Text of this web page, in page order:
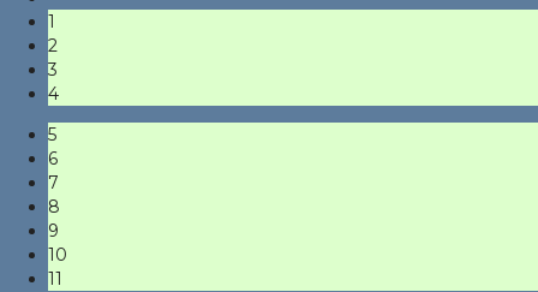
1
2
3
4
5
6
7
8
9
10
11